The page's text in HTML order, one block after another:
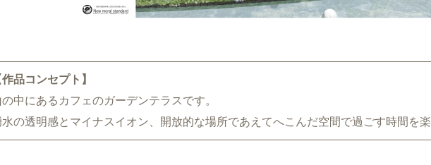
作品コンセプト】
の中にあるカフェのガーデンテラスです。
水の透明感とマイナスイオン、開放的な場所であえてへこんだ空間で過ごす時間を楽